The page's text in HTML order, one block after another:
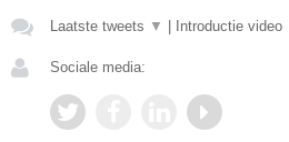
Laatste tweets ▼ Introductie video
Sociale media: